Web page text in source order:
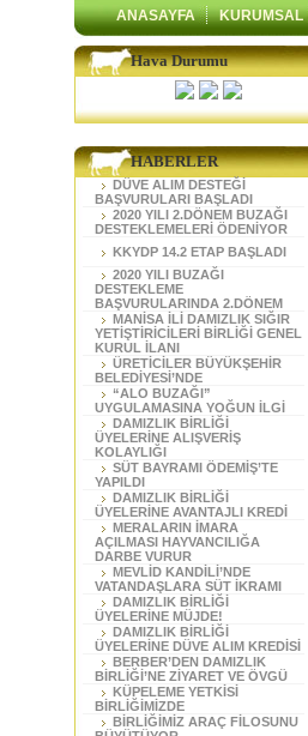
ANASAYFA KURUMSAL
Hava Durumu
HABERLER
DÜVE ALIM DESTEĞİ
BAŞVURULARI BAŞLADI
2020 YILI 2.DÖNEM BUZAĞI
DESTEKLEMELERİ ÖDENİYOR
KKYDP 14.2 ETAP BAŞLADI
2020 YILI BUZAĞI
DESTEKLEME
BAŞVURULARINDA 2.DÖNEM
MANİSA İLİ DAMIZLIK SIĞIR
YETİŞTİRİCİLERİ BİRLİĞİ GENEL
KURUL İLANI
ÜRETİCİLER BÜYÜKŞEHİR
BELEDİYESİ’NDE
“ALO BUZAĞI”
UYGULAMASINA YOĞUN İLGİ
DAMIZLIK BİRLİĞİ
ÜYELERİNE ALIŞVERİŞ
KOLAYLIĞI
SÜT BAYRAMI ÖDEMİŞ’TE
YAPILDI
DAMIZLIK BİRLİĞİ
ÜYELERİNE AVANTAJLI KREDİ
MERALARIN İMARA
AÇILMASI HAYVANCILIĞA
DARBE VURUR
MEVLİD KANDİLİ’NDE
VATANDAŞLARA SÜT İKRAMI
DAMIZLIK BİRLİĞİ
ÜYELERİNE MÜJDE!
DAMIZLIK BİRLİĞİ
ÜYELERİNE DÜVE ALIM KREDİSİ
BERBER’DEN DAMIZLIK
BİRLİĞİ’NE ZİYARET VE ÖVGÜ
KÜPELEME YETKİSİ
BİRLİĞİMİZDE
BİRLİĞİMİZ ARAÇ FİLOSUNU